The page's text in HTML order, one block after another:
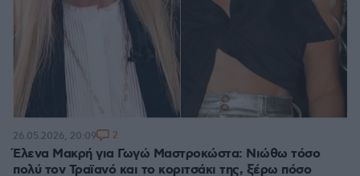
Έλενα Μακρή για Γωγώ Μαστροκώστα: Νιώθω τόσο
πολύ τον Τραϊανό και το κοριτσάκι της, ξέρω πόσο
26.05.2026, 20:09 2